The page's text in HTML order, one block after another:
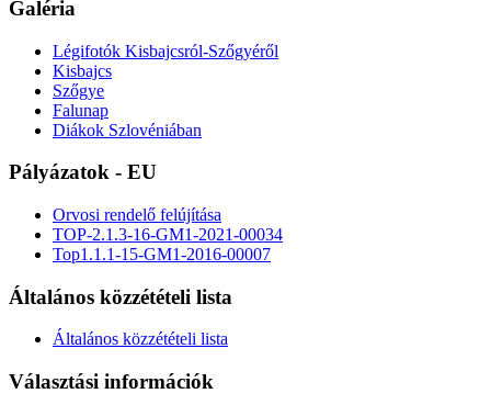
Galéria
Légifotók Kisbajcsról-Szőgyéről
Kisbajcs
Szőgye
Falunap
Diákok Szlovéniában
Pályázatok - EU
Orvosi rendelő felújítása
TOP-2.1.3-16-GM1-2021-00034
Top1.1.1-15-GM1-2016-00007
Általános közzétételi lista
Általános közzétételi lista
Választási információk